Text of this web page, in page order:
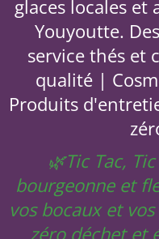
glaces locales et
Youyoutte.
service thés et
qualité |
Produits
🌿Tic Tac,
bourgeonne et
vos bocaux et
zéro déchet et